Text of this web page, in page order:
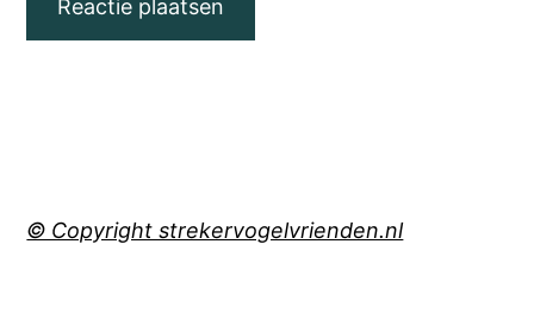
© Copyright strekervogelvrienden.nl